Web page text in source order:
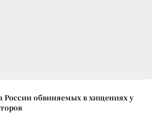
России обвиняемых в хищениях у